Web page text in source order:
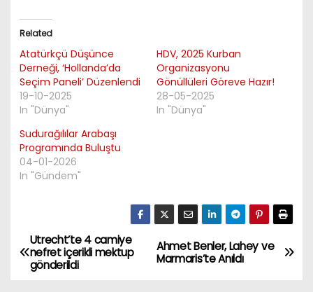
Related
Atatürkçü Düşünce
Derneği, ‘Hollanda’da
Seçim Paneli’ Düzenlendi
19-10-2025
In "Dünya"
HDV, 2025 Kurban
Organizasyonu
Gönüllüleri Göreve Hazır!
28-05-2025
In "Dünya"
Sudurağılılar Arabaşı
Programında Buluştu
04-01-2026
In "Gündem"
P
o
Ahmet Benler, Lahey ve
Marmaris’te Anıldı
Utrecht’te 4 camiye
nefret içerikli mektup
gönderildi